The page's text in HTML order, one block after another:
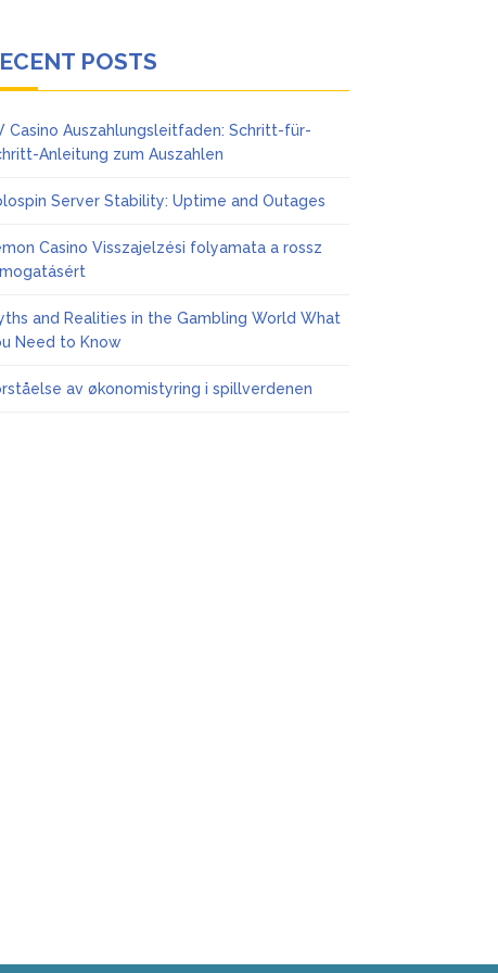
POSTS
Casino Auszahlungsleitfaden: Schritt-für-
Anleitung zum Auszahlen
Server Stability: Uptime and Outages
Casino Visszajelzési folyamata a rossz
and Realities in the Gambling World What
Need to Know
av økonomistyring i spillverdenen